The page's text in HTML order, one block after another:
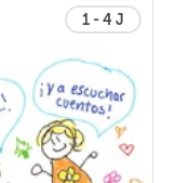
1 - 4 J